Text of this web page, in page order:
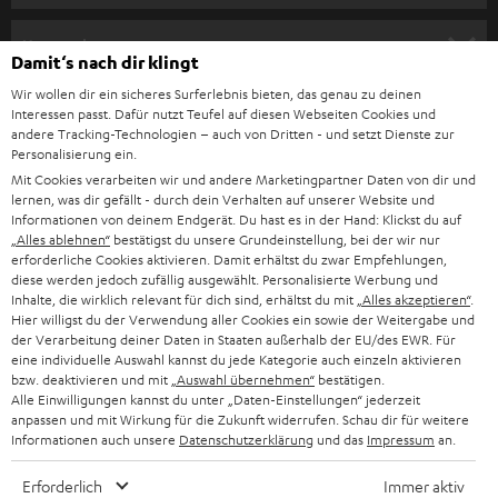
e
l
d
u
n
g
SOUNDBAR
HIFI-LAUTSPRECHER
SMART HOME
BLUETOOTH-LAUTSPRECHER
KOPFHÖRER
BLUETOOTH-KOPFHÖRER
STEREOANLAGEN
Unternehmen
SUPPORT
KARRIERE
PRESSE & MARKETING
GESCHÄFTSKUNDEN
PARTNERPROGRAMM
BLOG
NEWSLETTER
STORES
DEINE VORTEILE BEI TEUFEL
Teufel Onlineshops
DEUTSCHLAND
ÖSTERREICH
SCHWEIZ
NIEDERLANDE
BELGIEN
FRANKREICH
Damit‘s nach dir klingt
Wir wollen dir ein sicheres Surferlebnis bieten, das genau zu deinen
Interessen passt. Dafür nutzt Teufel auf diesen Webseiten Cookies und
andere Tracking-Technologien – auch von Dritten - und setzt Dienste zur
Personalisierung ein.
Mit Cookies verarbeiten wir und andere Marketingpartner Daten von dir und
lernen, was dir gefällt - durch dein Verhalten auf unserer Website und
Informationen von deinem Endgerät. Du hast es in der Hand: Klickst du auf
„Alles ablehnen“ bestätigst du unsere Grundeinstellung, bei der wir nur
erforderliche Cookies aktivieren. Damit erhältst du zwar Empfehlungen,
diese werden jedoch zufällig ausgewählt. Personalisierte Werbung und
Inhalte, die wirklich relevant für dich sind, erhältst du mit „Alles akzeptieren“.
Hier willigst du der Verwendung aller Cookies ein sowie der Weitergabe und
der Verarbeitung deiner Daten in Staaten außerhalb der EU/des EWR. Für
eine individuelle Auswahl kannst du jede Kategorie auch einzeln aktivieren
bzw. deaktivieren und mit „Auswahl übernehmen“ bestätigen.
Alle Einwilligungen kannst du unter „Daten-Einstellungen“ jederzeit
anpassen und mit Wirkung für die Zukunft widerrufen. Schau dir für weitere
Informationen auch unsere Datenschutzerklärung und das Impressum an.
Erforderlich Immer aktiv